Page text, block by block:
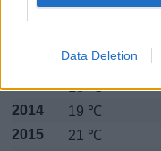
Data Deletion
18 ℃
2013
18 ℃
2014
19 ℃
2015
21 ℃